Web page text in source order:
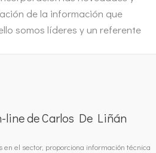
de la información que
somos líderes y un referente
line de Carlos De Liñán
en el sector, proporciona información técnica